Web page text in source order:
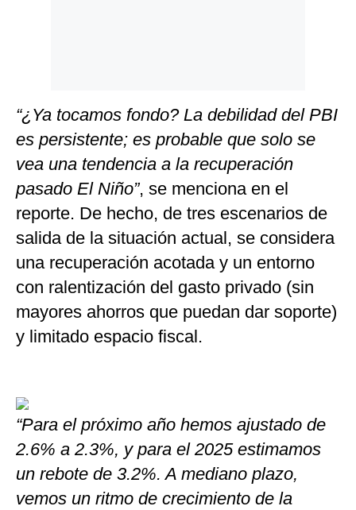
“¿Ya tocamos fondo? La debilidad del PBI
es persistente; es probable que solo se
vea una tendencia a la recuperación
pasado El Niño”, se menciona en el
reporte. De hecho, de tres escenarios de
salida de la situación actual, se considera
una recuperación acotada y un entorno
con ralentización del gasto privado (sin
mayores ahorros que puedan dar soporte)
y limitado espacio fiscal.
“Para el próximo año hemos ajustado de
2.6% a 2.3%, y para el 2025 estimamos
un rebote de 3.2%. A mediano plazo,
vemos un ritmo de crecimiento de la